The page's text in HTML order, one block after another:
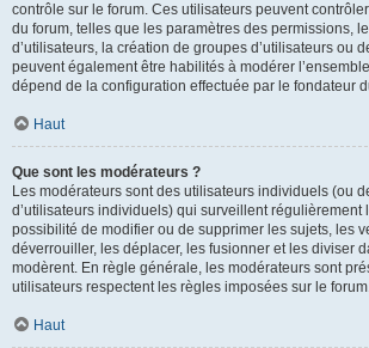
contrôle sur le forum. Ces utilisateurs peuvent
du forum, telles que les paramètres des permissions,
d’utilisateurs, la création de groupes d’utilisateurs ou
peuvent également être habilités à modérer
dépend de la configuration effectuée par le fondateur
Haut
Que sont les modérateurs ?
Les modérateurs sont des utilisateurs individuels (ou
d’utilisateurs individuels) qui surveillent régulièrement
possibilité de modifier ou de supprimer les sujets, les
déverrouiller, les déplacer, les fusionner et les diviser
modèrent. En règle générale, les modérateurs sont
utilisateurs respectent les règles imposées sur le
Haut